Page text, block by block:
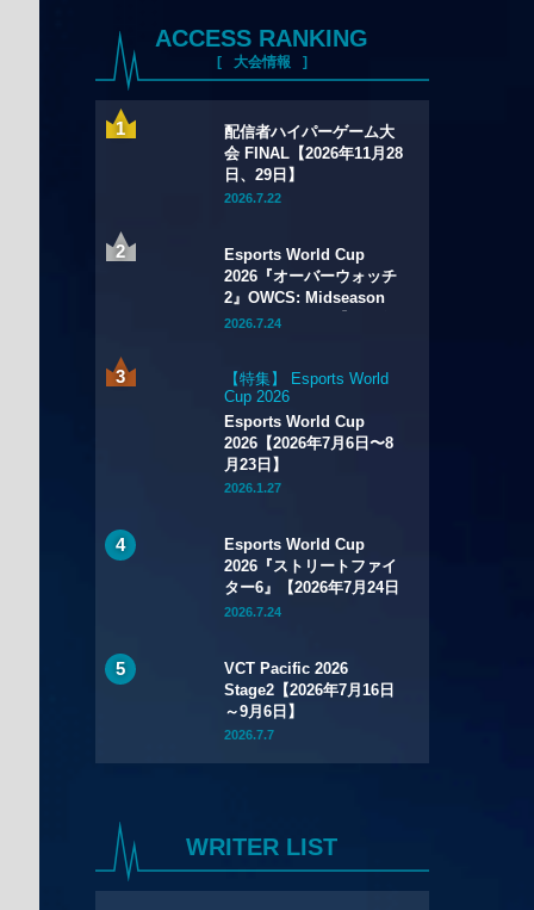
ACCESS RANKING
大会情報
配信者ハイパーゲーム大
会 FINAL【2026年11月28
日、29日】
2026.7.22
Esports World Cup
2026『オーバーウォッチ
2』OWCS: Midseason
Championship【2026年
2026.7.24
【特集】 Esports World
Cup 2026
Esports World Cup
2026【2026年7月6日〜8
月23日】
2026.1.27
Esports World Cup
2026『ストリートファイ
ター6』【2026年7月24日
～8月1日】
2026.7.24
VCT Pacific 2026
Stage2【2026年7月16日
～9月6日】
2026.7.7
WRITER LIST